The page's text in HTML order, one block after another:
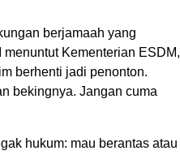
berjamaah yang
Kementerian ESDM,
berhenti jadi penonton.
bekingnya. Jangan cuma
hukum: mau berantas atau